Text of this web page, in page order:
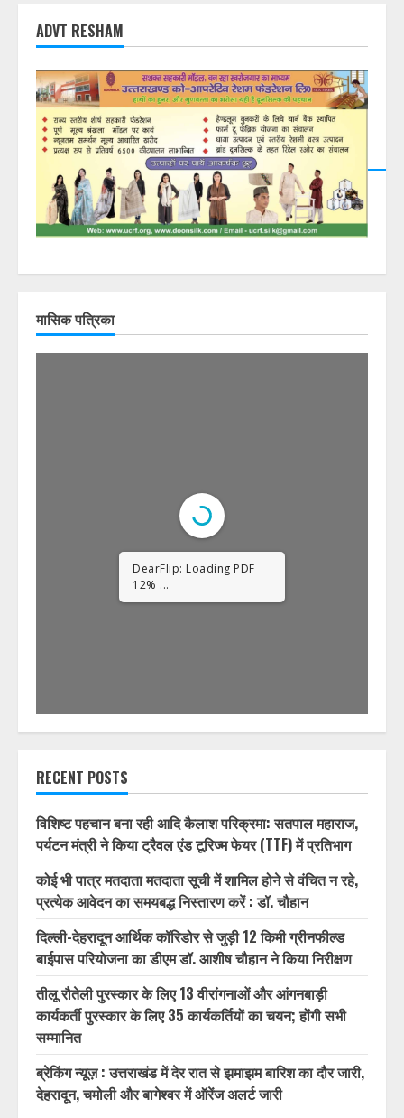
ADVT RESHAM
मासिक पत्रिका
RECENT POSTS
विशिष्ट पहचान बना रही आदि कैलाश परिक्रमा: सतपाल महाराज,
पर्यटन मंत्री ने किया ट्रैवल एंड टूरिज्म फेयर (TTF) में प्रतिभाग
कोई भी पात्र मतदाता मतदाता सूची में शामिल होने से वंचित न रहे,
प्रत्येक आवेदन का समयबद्ध निस्तारण करें : डॉ. चौहान
दिल्ली-देहरादून आर्थिक कॉरिडोर से जुड़ी 12 किमी ग्रीनफील्ड
बाईपास परियोजना का डीएम डॉ. आशीष चौहान ने किया निरीक्षण